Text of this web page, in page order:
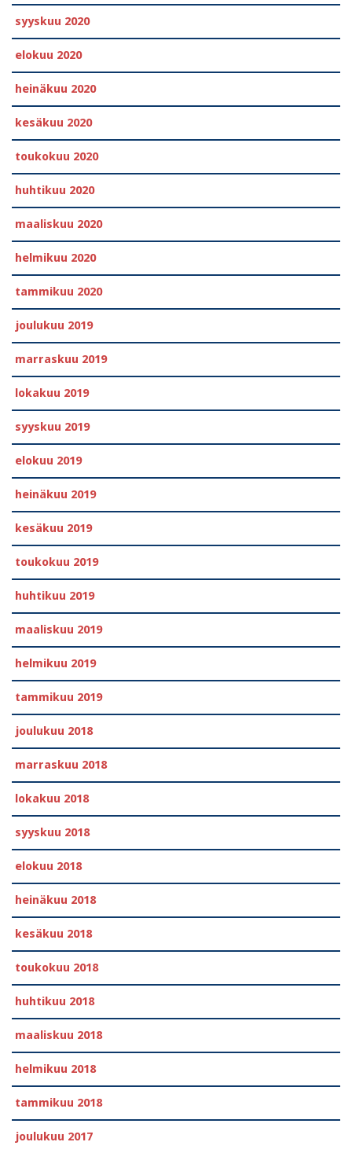
syyskuu 2020
elokuu 2020
heinäkuu 2020
kesäkuu 2020
toukokuu 2020
huhtikuu 2020
maaliskuu 2020
helmikuu 2020
tammikuu 2020
joulukuu 2019
marraskuu 2019
lokakuu 2019
syyskuu 2019
elokuu 2019
heinäkuu 2019
kesäkuu 2019
toukokuu 2019
huhtikuu 2019
maaliskuu 2019
helmikuu 2019
tammikuu 2019
joulukuu 2018
marraskuu 2018
lokakuu 2018
syyskuu 2018
elokuu 2018
heinäkuu 2018
kesäkuu 2018
toukokuu 2018
huhtikuu 2018
maaliskuu 2018
helmikuu 2018
tammikuu 2018
joulukuu 2017